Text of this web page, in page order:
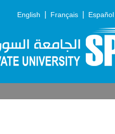
English | Français | Español